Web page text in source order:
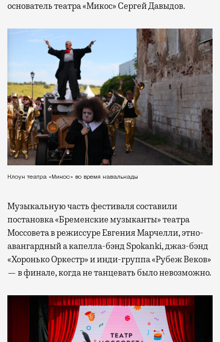
основатель театра «Микос» Сергей Давыдов.
Клоун театра «Микос» во время кавалькады
Музыкальную часть фестиваля составили
постановка «Бременские музыканты» театра
Моссовета в режиссуре Евгения Марчелли, этно-
авангардный а капелла-бэнд Spokanki, джаз-бэнд
«Хоронько Оркестр» и инди-группа «Рубеж Веков»
— в финале, когда не танцевать было невозможно.